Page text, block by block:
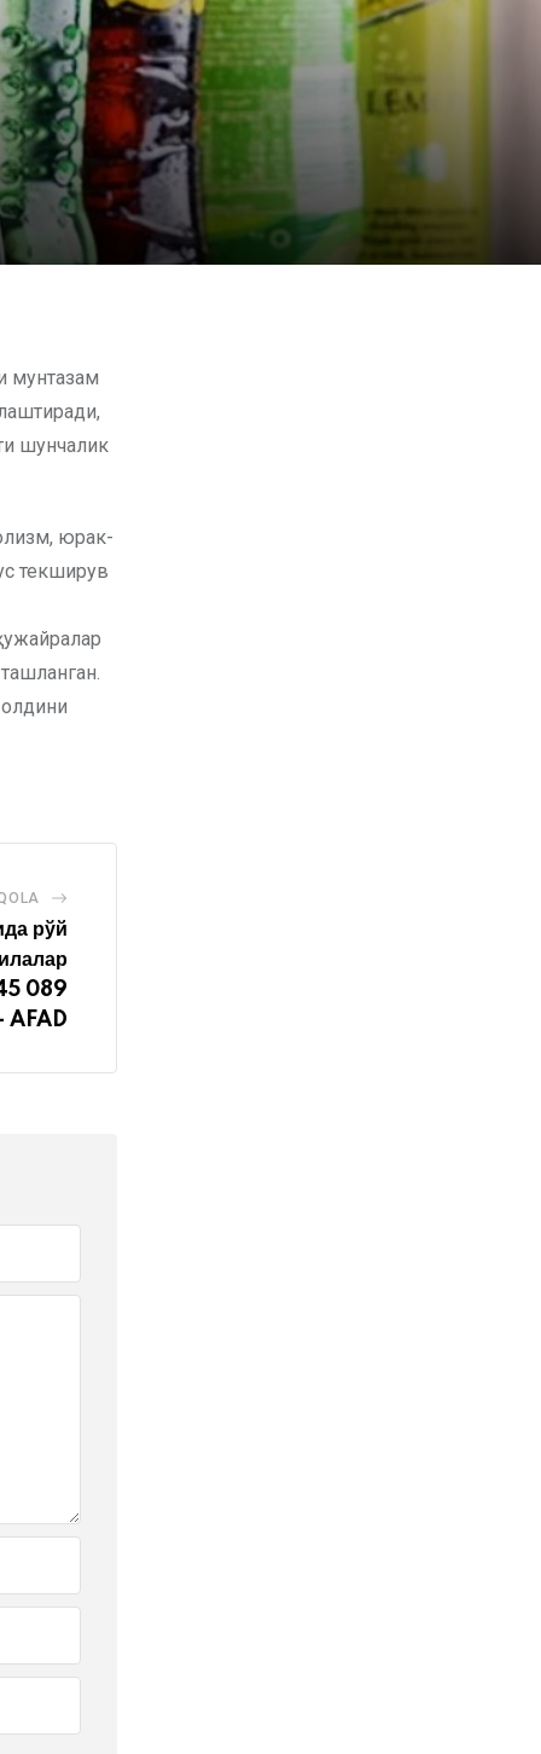
шунчалик
юрак-
текширув
ташланган.
рўй
089
AFAD